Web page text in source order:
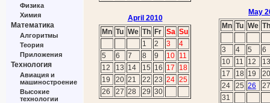
Физика
Химия
Математика
Алгоритмы
Теория
Приложения
Технология
Авиация и
машиностроение
Высокие
технологии
April 2010
Mn Tu We Th Fr Sa Su
1
2 3
4
5
6 7 8 9 10 11
12
13 14 15 16 17
18
19
20 21 22 23 24 25
26
27 28 29 30
May
Mn Tu We Th
3 4 5
6
10
11 12
13
17
18 19
20
24
25 26
27
31